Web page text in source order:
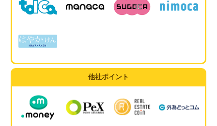
他社ポイント